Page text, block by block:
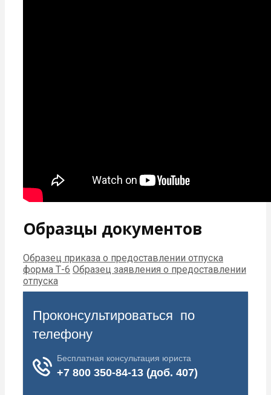
Образцы документов
Образец приказа о предоставлении отпуска
форма Т-6 Образец заявления о предоставлении
отпуска